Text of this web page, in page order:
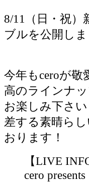
8/11（日・祝）
ブルを公開しま
今年もceroが
高のラインナ
お楽しみ下さ
差する素晴ら
おります！
【LIVE
cero